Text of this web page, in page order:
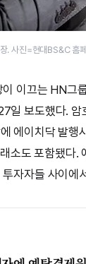
. 사진=현대BS&C 홈
이끄는 HN
일 보도했다.
에이치닥 발
소도 포함됐다
자자들 사이에